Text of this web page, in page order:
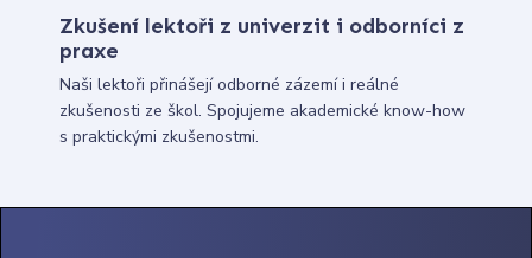
Zkušení lektoři z univerzit i odborníci z
praxe
Naši lektoři přinášejí odborné zázemí i reálné
zkušenosti ze škol. Spojujeme akademické know-how
s praktickými zkušenostmi.